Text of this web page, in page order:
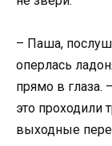
– Паша,
оперлась
прямо в глаза.
это проходили
выходные